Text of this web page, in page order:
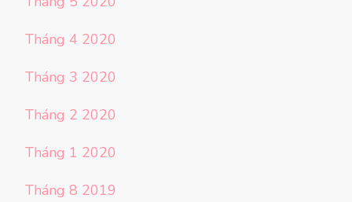
Tháng 4 2020
Tháng 3 2020
Tháng 2 2020
Tháng 1 2020
Tháng 8 2019